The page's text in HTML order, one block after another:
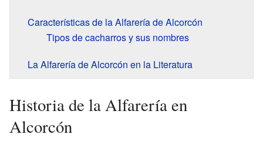
Características de la Alfarería de Alcorcón
Tipos de cacharros y sus nombres
La Alfarería de Alcorcón en la Literatura
Historia de la Alfarería en
Alcorcón